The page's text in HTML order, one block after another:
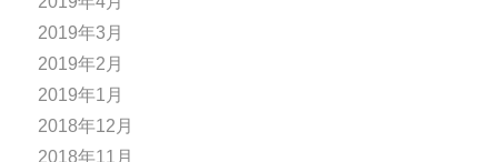
2019年3月
2019年2月
2019年1月
2018年12月
2018年11月